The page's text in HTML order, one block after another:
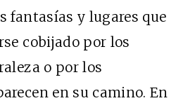
fantasías y lugares que
cobijado por los
o por los
en su camino. En